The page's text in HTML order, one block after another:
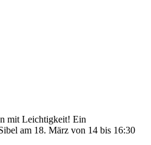
mit Leichtigkeit! Ein
am 18. März von 14 bis 16:30